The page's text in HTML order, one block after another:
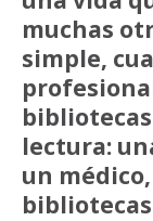
muchas
simple,
lectura:
un